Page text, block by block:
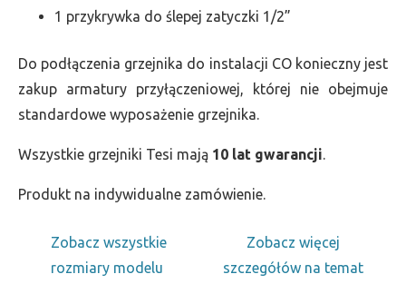
1 przykrywka do ślepej zatyczki 1/2”
Do podłączenia grzejnika do instalacji CO konieczny jest
zakup armatury przyłączeniowej, której nie obejmuje
standardowe wyposażenie grzejnika.
Wszystkie grzejniki Tesi mają 10 lat gwarancji.
Produkt na indywidualne zamówienie.
Zobacz wszystkie
rozmiary modelu
Zobacz więcej
szczegółów na temat